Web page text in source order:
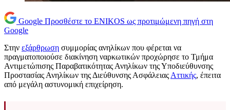
Google Προσθέστε το ENIKOS ως προτιμώμενη πηγή στη
Google
Στην εξάρθρωση συμμορίας ανηλίκων που φέρεται να
πραγματοποιούσε διακίνηση ναρκωτικών προχώρησε το Τμήμα
Αντιμετώπισης Παραβατικότητας Ανηλίκων της Υποδιεύθυνσης
Προστασίας Ανηλίκων της Διεύθυνσης Ασφάλειας Αττικής, έπειτα
από μεγάλη αστυνομική επιχείρηση.